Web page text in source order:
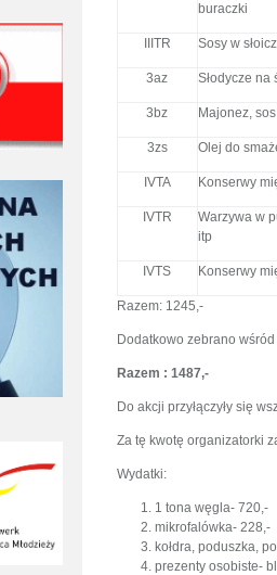
buraczki
IIITR Sosy w
3az Słodycze na
3bz Majonez,
3zs Olej do
IVTA Konserwy
IVTR
Warzywa w
itp
IVTS Konserwy
Razem: 1245,-
Dodatkowo zebrano
Razem : 1487,-
Do akcji przyłączyły się
Za tę kwotę organizatorki
Wydatki:
1 tona węgla- 720,-
mikrofalówka- 228,-
kołdra, poduszka,
prezenty osobiste-